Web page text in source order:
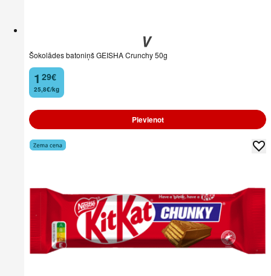
Šokolādes batoniņš GEISHA Crunchy 50g
1
. 29€
25,8€/kg
Pievienot